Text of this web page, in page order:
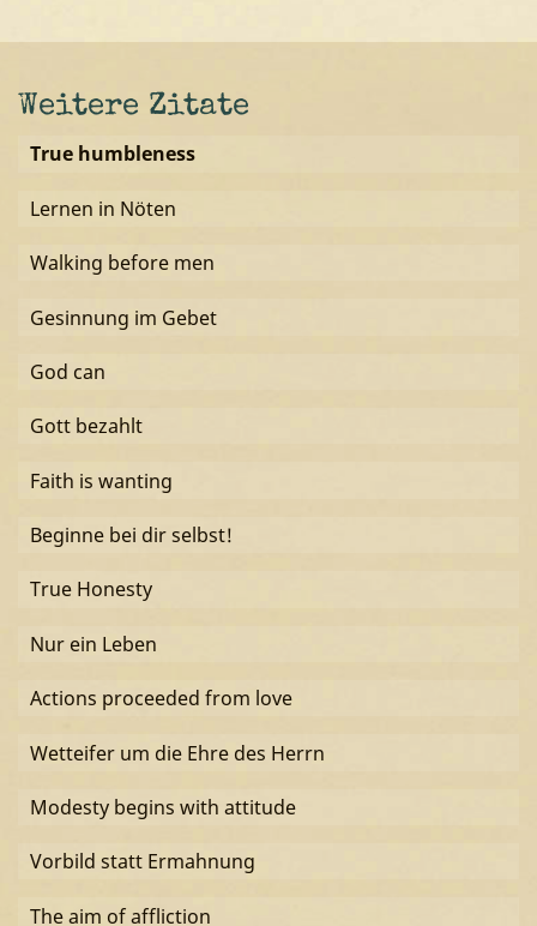
Weitere Zitate
True humbleness
Lernen in Nöten
Walking before men
Gesinnung im Gebet
God can
Gott bezahlt
Faith is wanting
Beginne bei dir selbst!
True Honesty
Nur ein Leben
Actions proceeded from love
Wetteifer um die Ehre des Herrn
Modesty begins with attitude
Vorbild statt Ermahnung
The aim of affliction